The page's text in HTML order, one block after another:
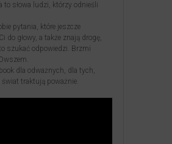
to słowa ludzi, którzy odnieśli
pytania, które jeszcze
do głowy, a także znają drogę,
szukać odpowiedzi. Brzmi
dla odważnych, dla tych,
traktują poważnie.